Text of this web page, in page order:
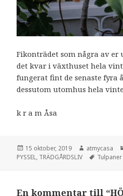
Fikonträdet som några av er
det kvar i växthuset hela
fungerat fint de senaste fyra
dessutom utomhus hela
k r a m Åsa
Postat
15 oktober, 2019 Författare
atmycasa
PYSSEL, TRÄDGÅRDSLIV Taggar
En kommentar till